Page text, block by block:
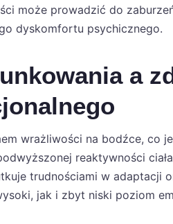
może prowadzić do
dyskomfortu psychicznego.
a
wrażliwości na bodźce, co
reaktywności
trudnościami w adaptacji
jak i zbyt niski poziom